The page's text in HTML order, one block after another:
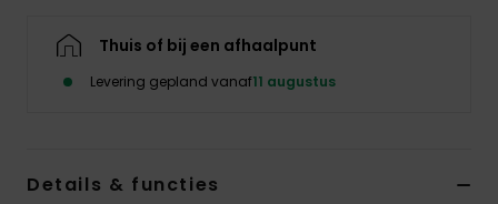
Thuis of bij een afhaalpunt
Levering gepland vanaf11 augustus
Details & functies